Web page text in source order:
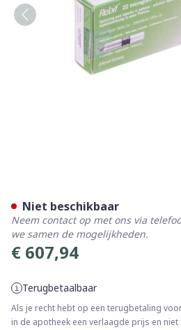
€ 607,94
Terugbetaalbaar
Als je recht hebt op een terugbetaling
in de apotheek een verlaagde prijs en
Niet beschikbaar
Neem contact op met ons via
we samen de mogelijkheden.